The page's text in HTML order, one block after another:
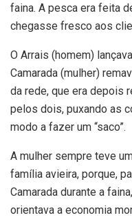
faina. A pesca era feita
chegasse fresco aos
O Arrais (homem)
Camarada (mulher)
da rede, que era depois
pelos dois, puxando as
modo a fazer um “saco”.
A mulher sempre teve
família avieira, porque,
Camarada durante a
orientava a economia